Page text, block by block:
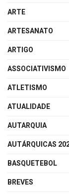
ARTE
ARTESANATO
ARTIGO
ASSOCIATIVISMO
ATLETISMO
ATUALIDADE
AUTARQUIA
AUTÁRQUICAS
BASQUETEBOL
BREVES